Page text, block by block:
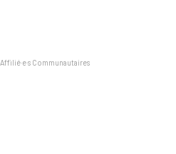
Affilié·e·s Communautaires